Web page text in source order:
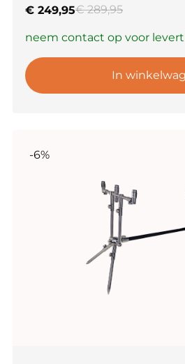
€ 249,95€289,95
neem contact op voor
In
-6%